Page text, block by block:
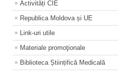
Activități CIE
Republica Moldova și UE
Link-uri utile
Materiale promoţionale
Biblioteca Științifică Medicală